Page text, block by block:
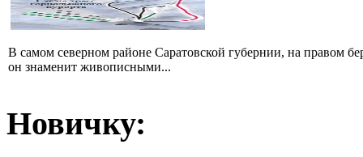
В самом северном районе Саратовской губернии, на правом
он знаменит живописными...
Новичку: